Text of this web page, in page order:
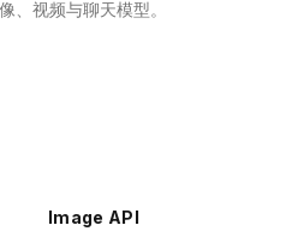
、视频与聊天模型。
Image API